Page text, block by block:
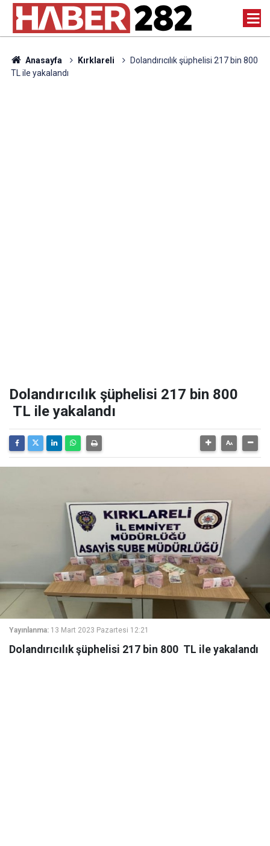
Anasayfa Kırklareli
Dolandırıcılık şüphelisi 217 bin 800
TL ile yakalandı
Dolandırıcılık şüphelisi 217 bin 800
TL ile yakalandı
Yayınlanma: 13 Mart 2023 Pazartesi 12:21
Dolandırıcılık şüphelisi 217 bin 800 TL ile yakalandı